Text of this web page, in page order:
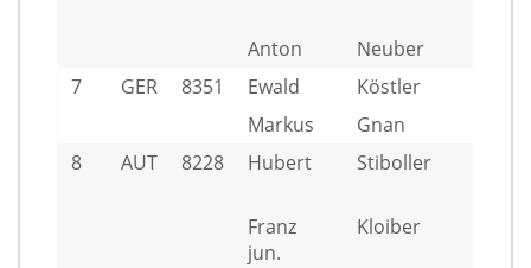
Anton
Neuber
7
GER 8351 Ewald Köstler
Markus
Gnan
8
AUT 8228 Hubert Stiboller
Franz
jun.
Kloiber